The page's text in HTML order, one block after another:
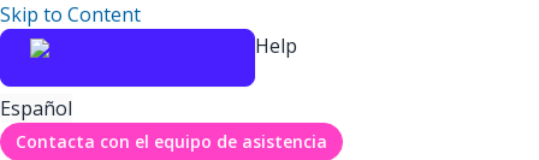
Skip to Content
Help
Español
Contacta con el equipo de asistencia